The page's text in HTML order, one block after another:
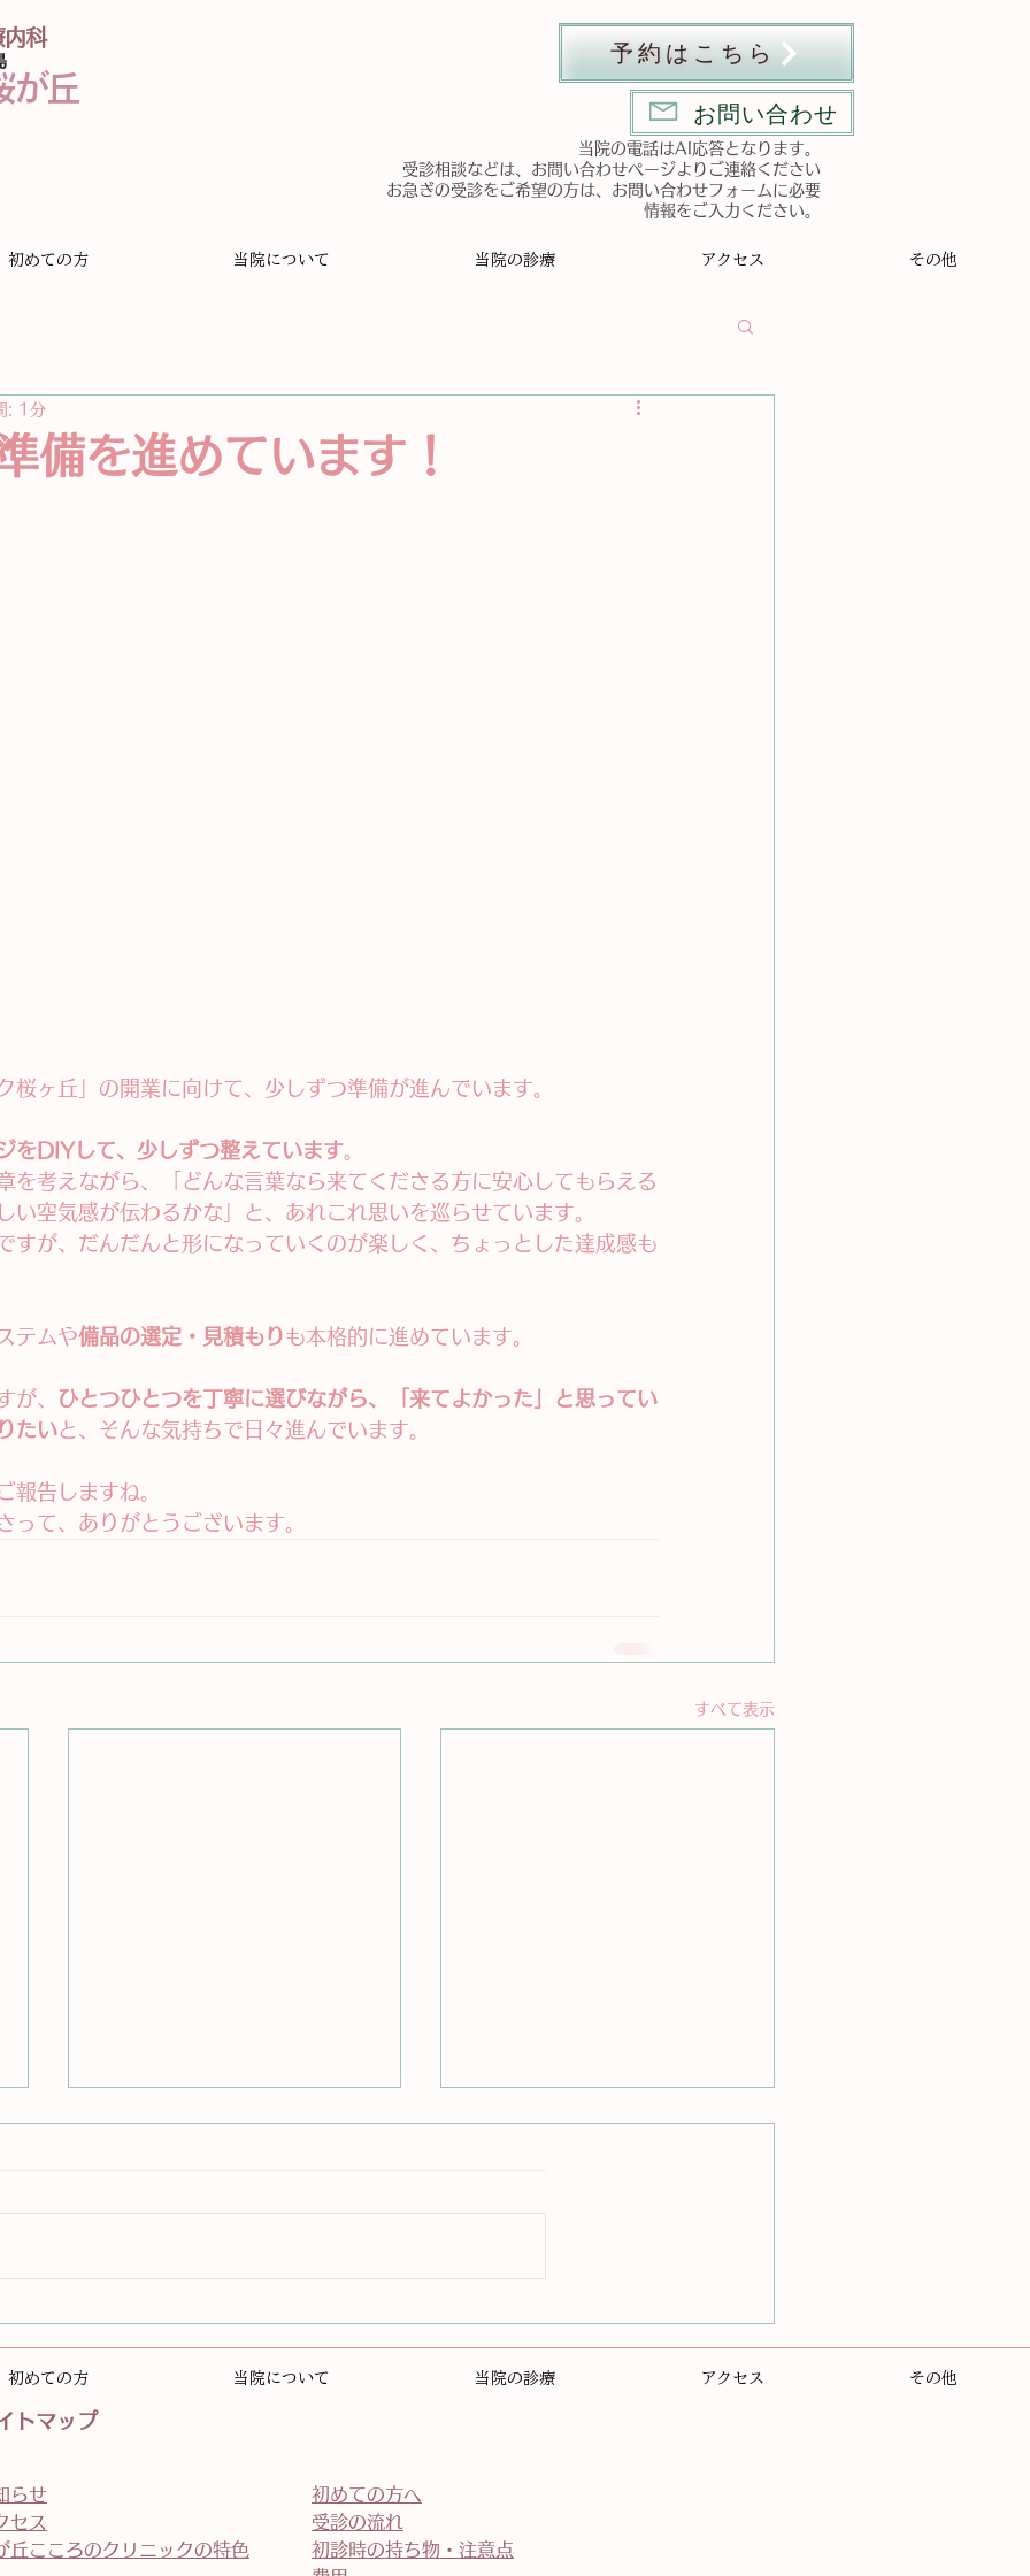
予約はこちら
お問い合わせ
科
が丘
​当院の電話はAI応答となります。
受診相談などは、お問い合わせページよりご連絡ください
​お急ぎの受診をご希望の方は、お問い合わせフォームに必要
情報をご入力ください。
初めての方 当院について 当院の診療 アクセス その他
備を進めています！
: 1分
桜ヶ丘」の開業に向けて、少しずつ準備が進んでいます。
をDIYして、少しずつ整えています。
を考えながら、「どんな言葉なら来てくださる方に安心してもらえる
い空気感が伝わるかな」と、あれこれ思いを巡らせています。
すが、だんだんと形になっていくのが楽しく、ちょっとした達成感も
テムや備品の選定・見積もり も本格的に進めています。
が、
ひとつひとつを丁寧に選びながら、「来てよかった」と思ってい
たいと、そんな気持ちで日々進んでいます。
報告しますね。
って、ありがとうございます。
すべて表示
新しい入り口「セラピーから
「考え方のクセ」に気づく
トマップ
らせ
セス
丘こころのクリニックの特色
初めての方へ
受診の流れ
初診時の持ち物・注意点
初めての方 当院について 当院の診療 アクセス その他